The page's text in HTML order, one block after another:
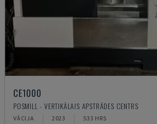
CE1000
POSMILL - VERTIKĀLAIS APSTRĀDES CENTRS
VĀCIJA 2023 533 HRS